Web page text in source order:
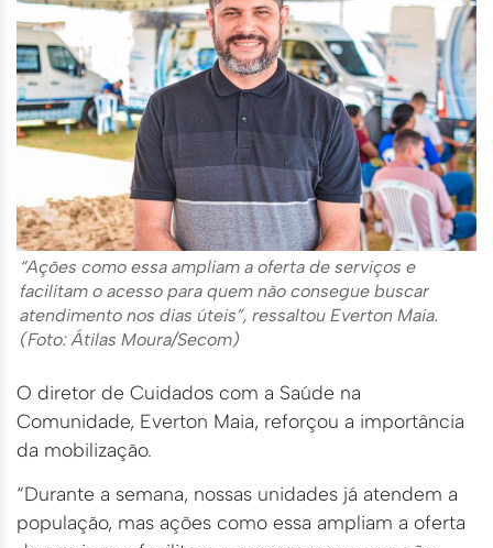
“Ações como essa ampliam a oferta de serviços e
facilitam o acesso para quem não consegue buscar
atendimento nos dias úteis”, ressaltou Everton Maia.
(Foto: Átilas Moura/Secom)
O diretor de Cuidados com a Saúde na
Comunidade, Everton Maia, reforçou a importância
da mobilização.
“Durante a semana, nossas unidades já atendem a
população, mas ações como essa ampliam a oferta